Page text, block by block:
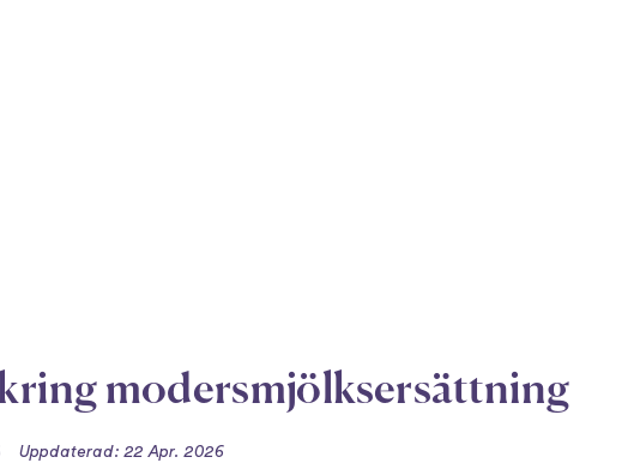
modersmjölksersättning
Uppdaterad: 22 Apr. 2026